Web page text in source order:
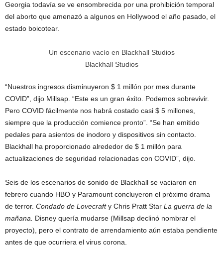
Georgia todavía se ve ensombrecida por una prohibición temporal
del aborto que amenazó a algunos en Hollywood el año pasado, el
estado boicotear.
Un escenario vacío en Blackhall Studios
Blackhall Studios
“Nuestros ingresos disminuyeron $ 1 millón por mes durante
COVID”, dijo Millsap. “Este es un gran éxito. Podemos sobrevivir.
Pero COVID fácilmente nos habrá costado casi $ 5 millones,
siempre que la producción comience pronto”. “Se han emitido
pedales para asientos de inodoro y dispositivos sin contacto.
Blackhall ha proporcionado alrededor de $ 1 millón para
actualizaciones de seguridad relacionadas con COVID”, dijo.
Seis de los escenarios de sonido de Blackhall se vaciaron en
febrero cuando HBO y Paramount concluyeron el próximo drama
de terror. Condado de Lovecrafty Chris Pratt Star La guerra de la
mañana. Disney quería mudarse (Millsap declinó nombrar el
proyecto), pero el contrato de arrendamiento aún estaba pendiente
antes de que ocurriera el virus corona.